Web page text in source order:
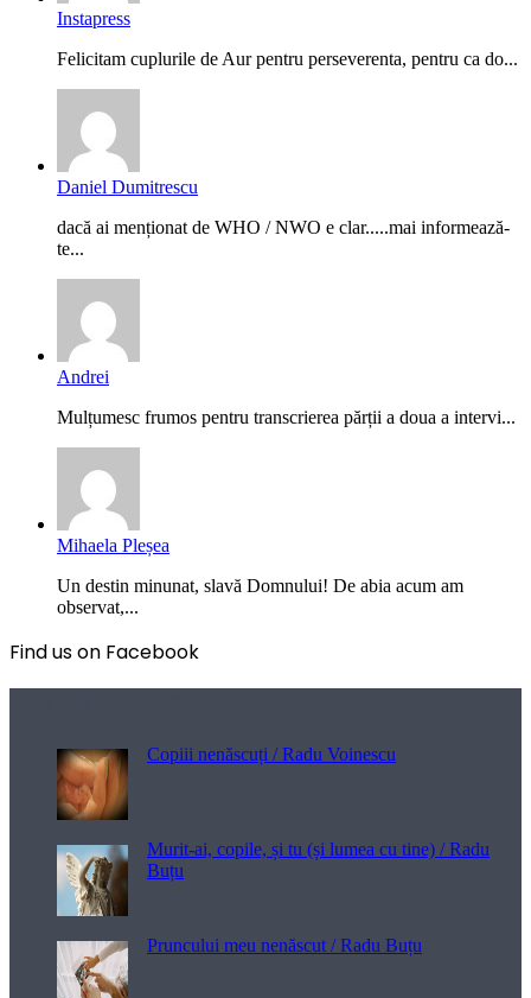
Instapress
Felicitam cuplurile de Aur pentru perseverenta, pentru ca do...
Daniel Dumitrescu
dacă ai menționat de WHO / NWO e clar.....mai informează-
te...
Andrei
Mulțumesc frumos pentru transcrierea părții a doua a intervi...
Mihaela Pleșea
Un destin minunat, slavă Domnului! De abia acum am
observat,...
Find us on Facebook
Copiii nenăscuți / Radu Voinescu
Murit-ai, copile, și tu (și lumea cu tine) / Radu
Buțu
Pruncului meu nenăscut / Radu Buțu